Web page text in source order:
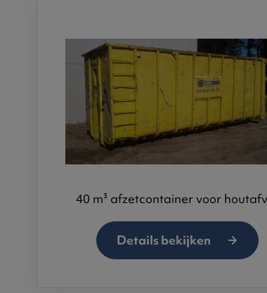
40 m³ afzetcontainer voor
Details bekijken